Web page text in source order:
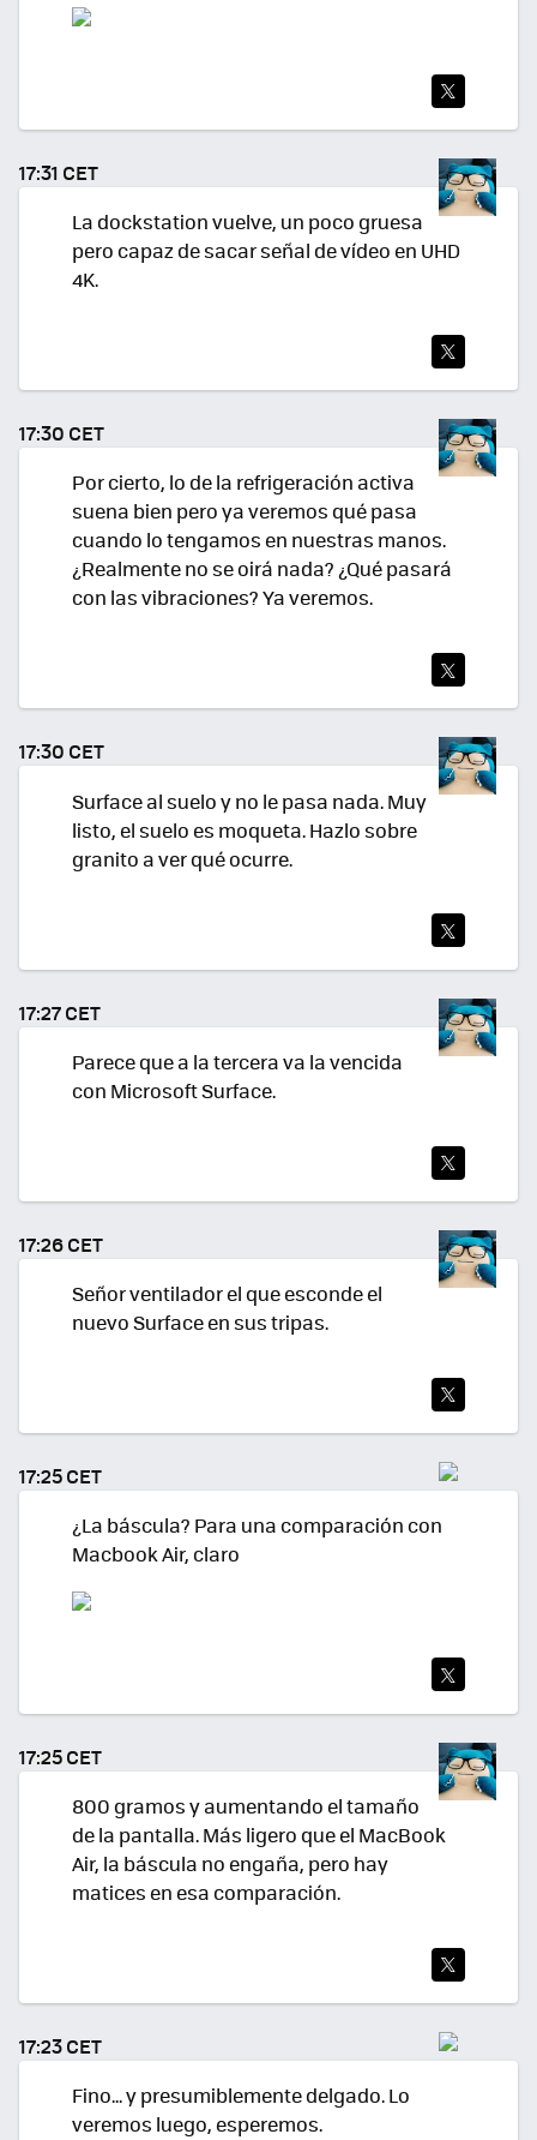
TEA
R
17:31 CET
La dockstation vuelve, un poco gruesa
pero capaz de sacar señal de vídeo en UHD
4K.
TWI
TEA
R
17:30 CET
Por cierto, lo de la refrigeración activa
suena bien pero ya veremos qué pasa
cuando lo tengamos en nuestras manos.
¿Realmente no se oirá nada? ¿Qué pasará
con las vibraciones? Ya veremos.
TWI
TEA
R
17:30 CET
Surface al suelo y no le pasa nada. Muy
listo, el suelo es moqueta. Hazlo sobre
granito a ver qué ocurre.
TEA
R
17:27 CET
Parece que a la tercera va la vencida
con Microsoft Surface.
TEA
R
17:26 CET
Señor ventilador el que esconde el
nuevo Surface en sus tripas.
TWI
TEA
R
17:25 CET
¿La báscula? Para una comparación con
Macbook Air, claro
TEA
R
17:25 CET
800 gramos y aumentando el tamaño
de la pantalla. Más ligero que el MacBook
Air, la báscula no engaña, pero hay
matices en esa comparación.
TEA
R
17:23 CET
Fino... y presumiblemente delgado. Lo
veremos luego, esperemos.